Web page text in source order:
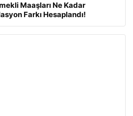
Maaşları Ne Kadar
Farkı Hesaplandı!